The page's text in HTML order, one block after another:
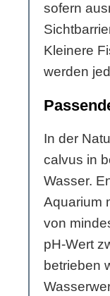
sofern
Kleinere
werden
In der
calvus in
Wasser.
Aquarium
von
pH-Wert
betrieben